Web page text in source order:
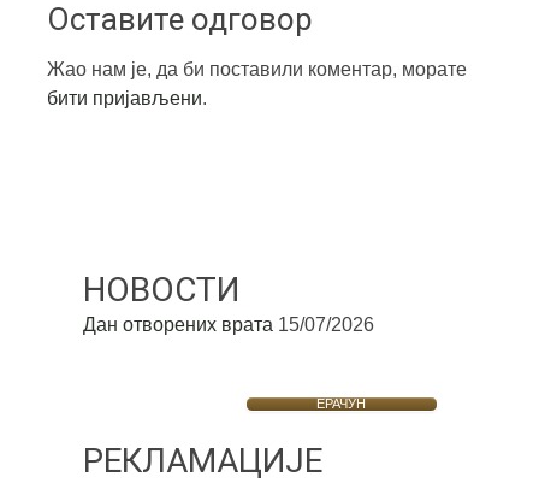
Оставите одговор
Жао нам је, да би поставили коментар, морате
бити пријављени.
НОВОСТИ
Дан отворених врата 15/07/2026
ЕРАЧУН
РЕКЛАМАЦИЈЕ